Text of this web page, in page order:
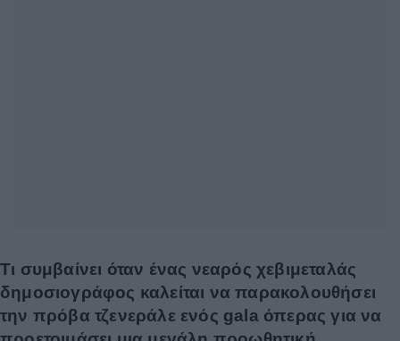
Τι συμβαίνει όταν ένας νεαρός χεβιμεταλάς
δημοσιογράφος καλείται να παρακολουθήσει
την πρόβα τζενεράλε ενός gala όπερας για να